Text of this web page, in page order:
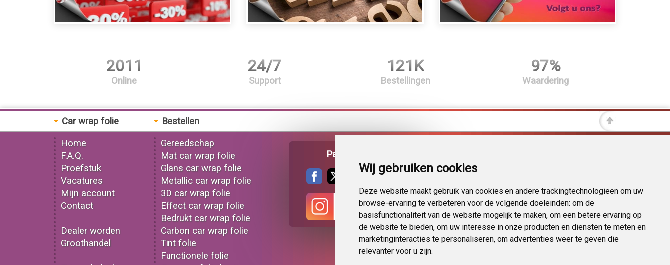
Wij gebruiken cookies
Deze website maakt gebruik van cookies en andere trackingtechnologieën om uw
browse-ervaring te verbeteren voor de volgende doeleinden: om de
basisfunctionaliteit van de website mogelijk te maken, om een betere ervaring op
de website te bieden, om uw interesse in onze producten en diensten te meten en
marketinginteracties te personaliseren, om advertenties weer te geven die
relevanter voor u zijn.
2011
Online
24/7
Support
121K
Bestellingen
97%
Waardering
Car wrap folie
Home
F.A.Q.
Proefstuk
Vacatures
Mijn account
Contact
Dealer worden
Groothandel
Bestellen
Gereedschap
Mat car wrap folie
Glans car wrap folie
Metallic car wrap folie
3D car wrap folie
Effect car wrap folie
Bedrukt car wrap folie
Carbon car wrap folie
Tint folie
Functionele folie
Pagina delen